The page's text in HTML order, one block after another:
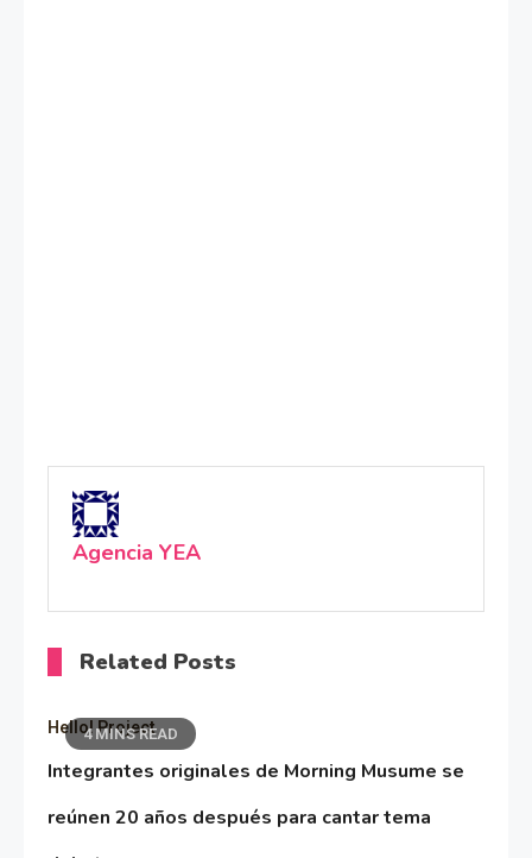
Agencia YEA
Related Posts
4 MINS READ
Hello! Project
Integrantes originales de Morning Musume se
reúnen 20 años después para cantar tema